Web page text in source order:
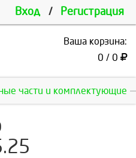
Вход / Регистрация
Ваша корзина:
0 / 0
части и комплектующие